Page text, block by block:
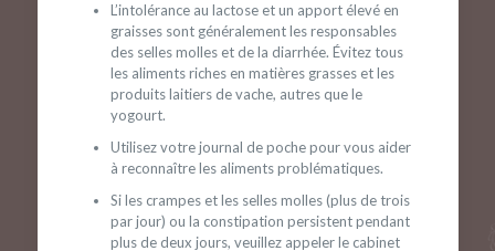
L’intolérance au lactose et un apport élevé en
graisses sont généralement les responsables
des selles molles et de la diarrhée. Évitez tous
les aliments riches en matières grasses et les
produits laitiers de vache, autres que le
yogourt.
Utilisez votre journal de poche pour vous aider
à reconnaître les aliments problématiques.
Si les crampes et les selles molles (plus de trois
par jour) ou la constipation persistent pendant
plus de deux jours, veuillez appeler le cabinet